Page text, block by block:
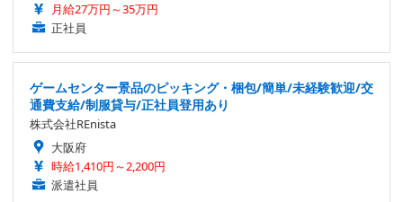
月給27万円～35万円
正社員
ゲームセンター景品のピッキング・梱包/簡単/未経験歓迎/交
通費支給/制服貸与/正社員登用あり
株式会社REnista
大阪府
時給1,410円～2,200円
派遣社員